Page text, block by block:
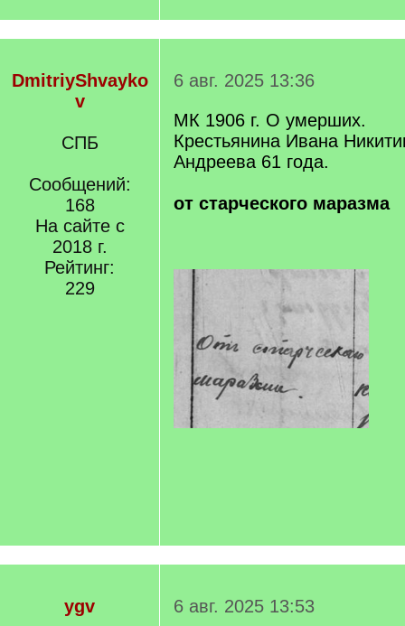
DmitriyShvayko
v
СПБ
Сообщений:
168
На сайте с
2018 г.
Рейтинг:
229
6 авг. 2025 13:36
МК 1906 г. О умерших.
Крестьянина Ивана
Андреева 61 года.
от старческого маразма
ygv 6 авг. 2025 13:53